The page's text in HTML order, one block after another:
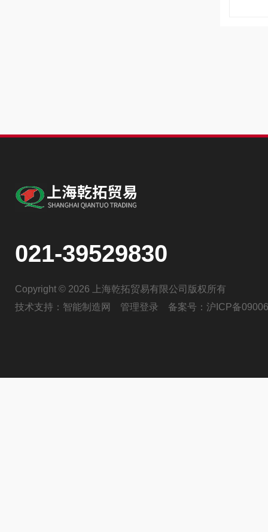
021-39529830
Copyright © 2026 上海乾拓贸易有限公司版权所有
技术支持： 智能制造网 管理登录 备案号： 沪ICP备